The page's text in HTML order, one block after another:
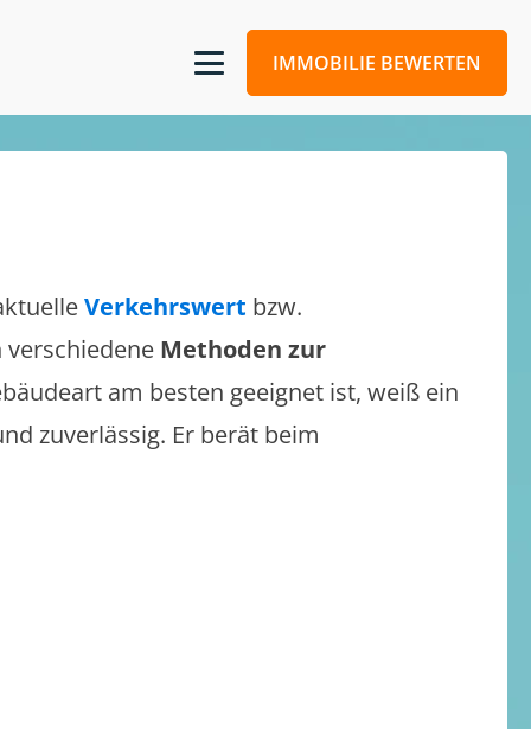
IMMOBILIE BEWERTEN
Verkehrswert bzw.
verschiedene Methoden zur
am besten geeignet ist, weiß ein
zuverlässig. Er berät beim